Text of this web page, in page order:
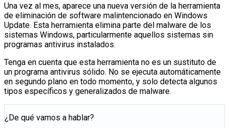
Una vez al mes, aparece una nueva versión de la herramienta
de eliminación de software malintencionado en Windows
Update. Esta herramienta elimina parte del malware de los
sistemas Windows, particularmente aquellos sistemas sin
programas antivirus instalados.
Tenga en cuenta que esta herramienta no es un sustituto de
un programa antivirus sólido. No se ejecuta automáticamente
en segundo plano en todo momento, y solo detecta algunos
tipos específicos y generalizados de malware.
¿De qué vamos a hablar?